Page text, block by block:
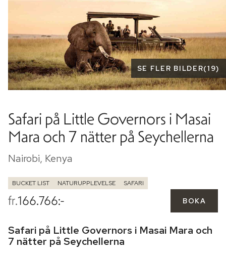
SE FLER BILDER(19)
Safari på Little Governors i Masai
Mara och 7 nätter på Seychellerna
Nairobi, Kenya
BUCKET LIST NATURUPPLEVELSE SAFARI
fr.166.766:- BOKA
Safari på Little Governors i Masai Mara och
7 nätter på Seychellerna